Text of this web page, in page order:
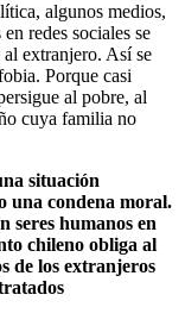
algunos medios,
redes sociales se
extranjero. Así se
Porque casi
al pobre, al
cuya familia no
situación
una condena moral.
seres humanos en
chileno obliga al
de los extranjeros